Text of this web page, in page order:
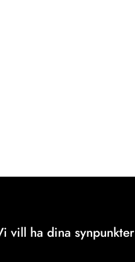
vill ha dina synpunkter